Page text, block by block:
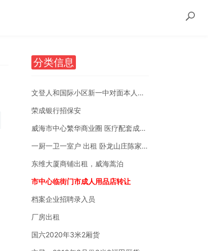
分类信息
文登人和国际小区新一中对面本人自有房销售
荣成银行招保安
威海市中心繁华商业圈 医疗配套成熟 南北通透
一厨一卫一室户 出租 卧龙山庄陈家后沟附近
东维大厦商铺出租，威海蒿泊
市中心临街门市成人用品店转让
档案企业招聘录入员
厂房出租
国六2020年3米2厢货